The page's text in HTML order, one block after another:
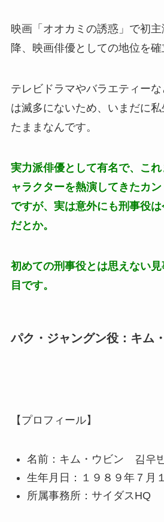
映画「オオカミの誘惑」で初
降、映画俳優としての地位を確
テレビドラマやバラエティー
は滅多にないため、いまだに
たままなんです。
実力派俳優として有名で、こ
ャラクターを熱演してきたカ
ですが、実は意外にも刑事役
だとか。
初めての刑事役とは思えない
目です。
パク・ジャングン役：キム
【プロフィール】
名前：キム・ウビン 김우
生年月日：１９８９年７月
所属事務所：サイダスHQ